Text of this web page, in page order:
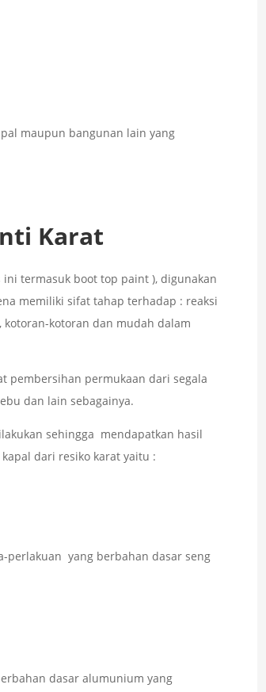
maupun bangunan lain yang
Karat
ini termasuk boot top paint ), digunakan
memiliki sifat tahap terhadap : reaksi
kotoran-kotoran dan mudah dalam
pembersihan permukaan dari segala
dan lain sebagainya.
sehingga mendapatkan hasil
dari resiko karat yaitu :
perlakuan yang berbahan dasar seng
dasar alumunium yang